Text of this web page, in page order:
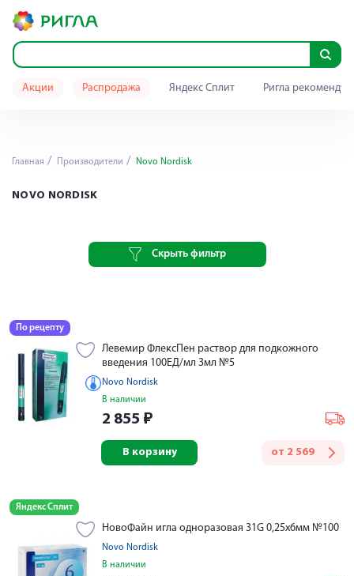
Акции Распродажа Яндекс Сплит Ригла
Главная Производители Novo Nordisk
NOVO NORDISK
Скрыть фильтр
По рецепту
Левемир ФлексПен раствор для подкожного
введения 100ЕД/мл 3мл №5
Novo Nordisk
В наличии
2 855 ₽
от 2 569
В корзину
Яндекс Сплит
НовоФайн игла одноразовая 31G 0,25х6мм №100
Novo Nordisk
В наличии